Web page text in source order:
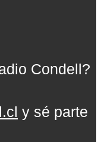
Condell?
y sé parte